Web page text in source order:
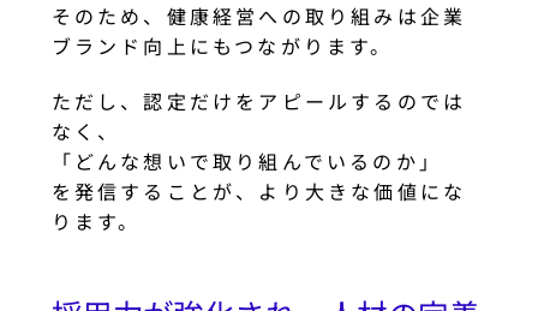
そのため、健康経営への取り組みは企業
ブランド向上にもつながります。
ただし、認定だけをアピールするのでは
なく、
「どんな想いで取り組んでいるのか」
を発信することが、より大きな価値にな
ります。